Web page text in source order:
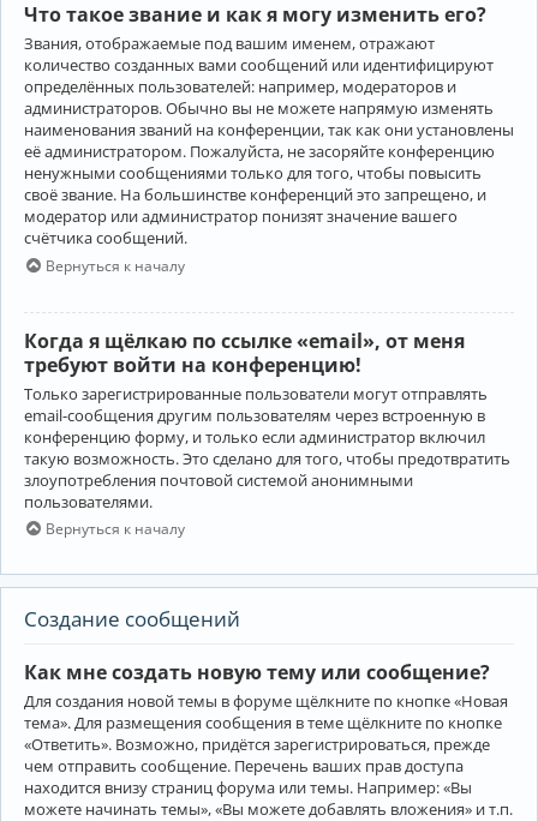
Что такое звание и как я могу изменить его?
Звания, отображаемые под вашим именем, отражают
количество созданных вами сообщений или идентифицируют
определённых пользователей: например, модераторов и
администраторов. Обычно вы не можете напрямую изменять
наименования званий на конференции, так как они установлены
её администратором. Пожалуйста, не засоряйте конференцию
ненужными сообщениями только для того, чтобы повысить
своё звание. На большинстве конференций это запрещено, и
модератор или администратор понизят значение вашего
счётчика сообщений.
Вернуться к началу
Когда я щёлкаю по ссылке «email», от меня
требуют войти на конференцию!
Только зарегистрированные пользователи могут отправлять
email-сообщения другим пользователям через встроенную в
конференцию форму, и только если администратор включил
такую возможность. Это сделано для того, чтобы предотвратить
злоупотребления почтовой системой анонимными
пользователями.
Вернуться к началу
Создание сообщений
Как мне создать новую тему или сообщение?
Для создания новой темы в форуме щёлкните по кнопке «Новая
тема». Для размещения сообщения в теме щёлкните по кнопке
«Ответить». Возможно, придётся зарегистрироваться, прежде
чем отправить сообщение. Перечень ваших прав доступа
находится внизу страниц форума или темы. Например: «Вы
можете начинать темы», «Вы можете добавлять вложения» и т.п.